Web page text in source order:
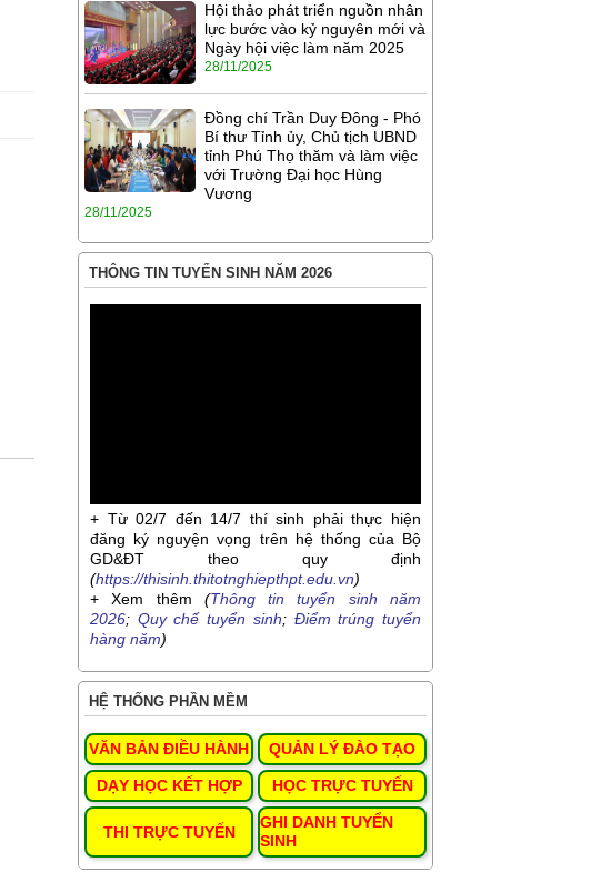
Hội thảo phát triển nguồn nhân
lực bước vào kỷ nguyên mới và
Ngày hội việc làm năm 2025
28/11/2025
Đồng chí Trần Duy Đông - Phó
Bí thư Tỉnh ủy, Chủ tịch UBND
tỉnh Phú Thọ thăm và làm việc
với Trường Đại học Hùng
Vương
28/11/2025
THÔNG TIN TUYỂN SINH NĂM 2026
+ Từ 02/7 đến 14/7 thí sinh phải thực hiện
đăng ký nguyện vọng trên hệ thống của Bộ
GD&ĐT theo quy định
(https://thisinh.thitotnghiepthpt.edu.vn)
+ Xem thêm (Thông tin tuyển sinh năm
2026; Quy chế tuyển sinh; Điểm trúng tuyển
hàng năm)
HỆ THỐNG PHẦN MỀM
VĂN BẢN ĐIỀU HÀNH QUẢN LÝ ĐÀO TẠO
DẠY HỌC KẾT HỢP HỌC TRỰC TUYẾN
THI TRỰC TUYẾN
GHI DANH TUYỂN
SINH